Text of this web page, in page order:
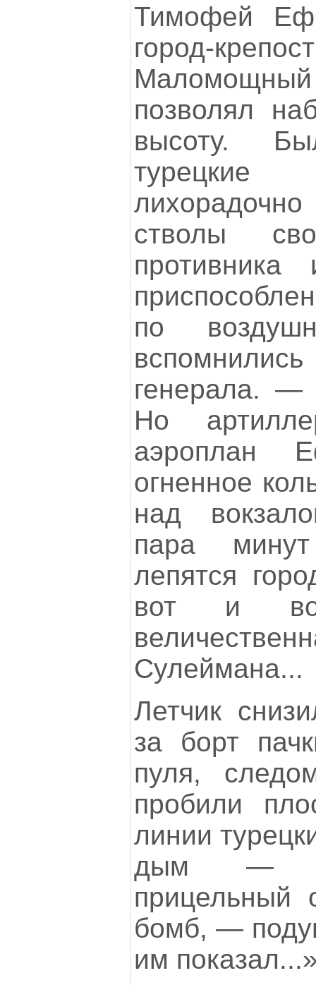
Тимофей
город-
позволял
высоту.
турецкие
стволы
противника
по
генерала. —
Но
аэроплан
огненное
над
пара
лепятся
вот и
Сулеймана...
Летчик
за борт
пуля,
пробили
линии
дым —
прицельный
бомб, —
им